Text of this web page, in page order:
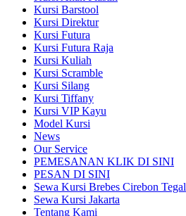
Kursi Barstool
Kursi Direktur
Kursi Futura
Kursi Futura Raja
Kursi Kuliah
Kursi Scramble
Kursi Silang
Kursi Tiffany
Kursi VIP Kayu
Model Kursi
News
Our Service
PEMESANAN KLIK DI SINI
PESAN DI SINI
Sewa Kursi Brebes Cirebon Tegal
Sewa Kursi Jakarta
Tentang Kami